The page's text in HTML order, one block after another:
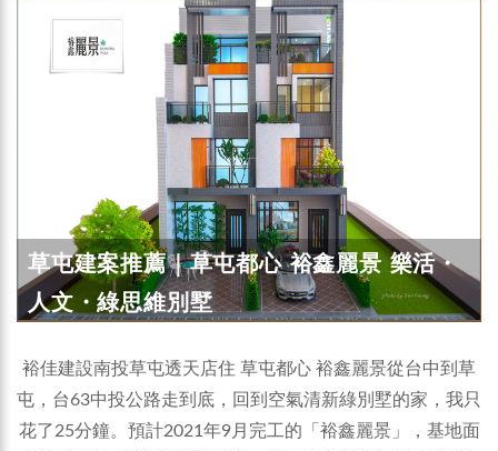
草屯建案推薦｜草屯都心 裕鑫麗景 樂活・
人文・綠思維別墅
裕佳建設南投草屯透天店住 草屯都心 裕鑫麗景從台中到草
屯，台63中投公路走到底，回到空氣清新綠別墅的家，我只
花了25分鐘。預計2021年9月完工的「裕鑫麗景」，基地面